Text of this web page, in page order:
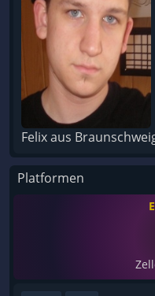
Felix aus
Platformen